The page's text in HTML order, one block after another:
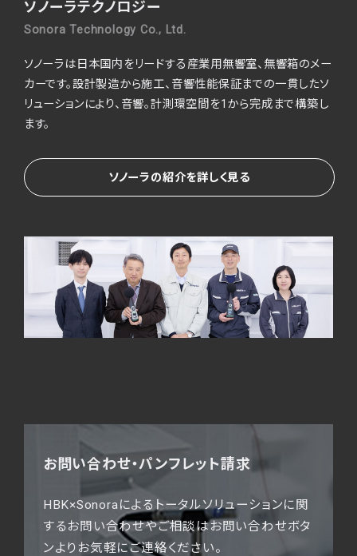
ソノーラテクノロジー
Sonora Technology Co., Ltd.
ソノーラは日本国内をリードする産業用無響室、無響箱のメー
カーです。設計製造から施工、音響性能保証までの一貫したソ
リューションにより、音響。計測環空間を1から完成まで構築し
ます。
ソノーラの紹介を詳しく見る
お問い合わせ・パンフレット請求
HBK×Sonoraによるトータルソリューションに関
するお問い合わせやご相談はお問い合わせボタ
ンよりお気軽にご連絡ください。